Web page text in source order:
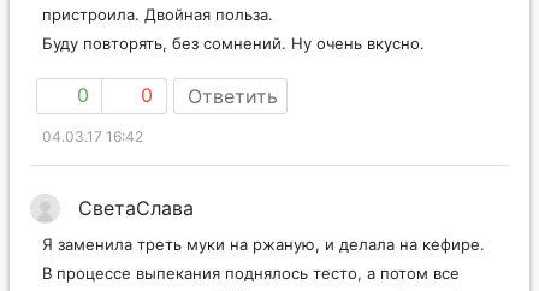
пристроила. Двойная польза.
Буду повторять, без сомнений. Ну очень вкусно.
0 0 Ответить
04.03.17 16:42
СветаСлава
Я заменила треть муки на ржаную, и делала на кефире.
В процессе выпекания поднялось тесто, а потом все